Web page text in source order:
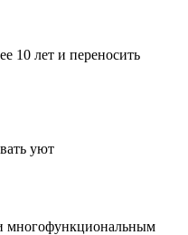
10 лет и переносить
уют
многофункциональным